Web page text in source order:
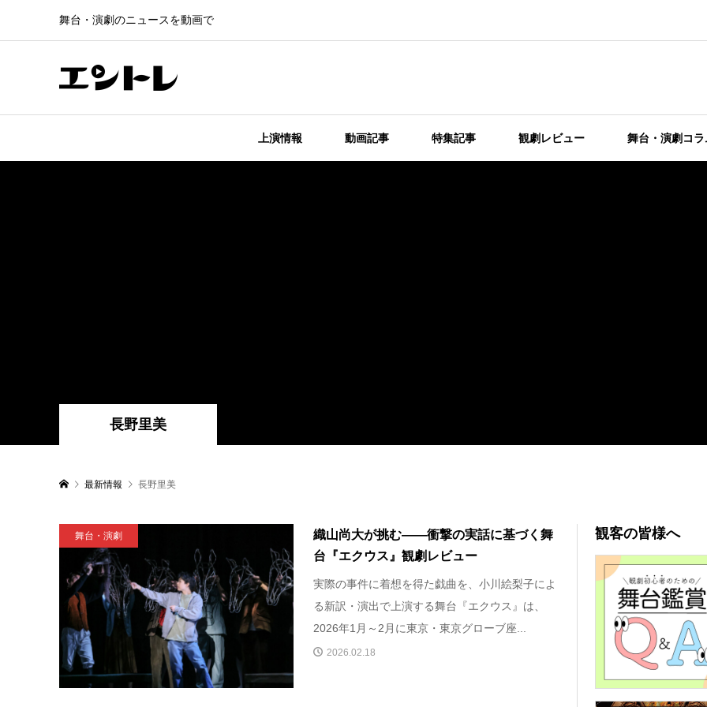
舞台・演劇のニュースを動画で
上演情報 動画記事 特集記事 観劇レビュー 舞台・演劇コラ
長野里美
最新情報 長野里美
舞台・演劇
織山尚大が挑む――衝撃の実話に基づく舞
台『エクウス』観劇レビュー
実際の事件に着想を得た戯曲を、小川絵梨子によ
る新訳・演出で上演する舞台『エクウス』は、
2026年1月～2月に東京・東京グローブ座...
2026.02.18
観客の皆様へ